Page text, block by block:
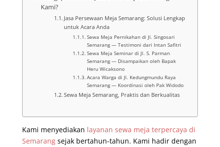
Kami?
Jasa Persewaan Meja Semarang: Solusi Lengkap
untuk Acara Anda
Sewa Meja Pernikahan di Jl. Singosari
Semarang — Testimoni dari Intan Safitri
Sewa Meja Seminar di Jl. S. Parman
Semarang — Disampaikan oleh Bapak
Heru Wicaksono
Acara Warga di Jl. Kedungmundu Raya
Semarang — Koordinasi oleh Pak Widodo
Sewa Meja Semarang, Praktis dan Berkualitas
Kami menyediakan layanan sewa meja terpercaya di
Semarangsejak bertahun-tahun. Kami hadir dengan